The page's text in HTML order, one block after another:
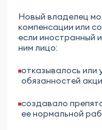
Новый владелец
компенсации или
если иностранный
ним лицо:
отказывалось или
обязанностей
создавало
ее нормальной